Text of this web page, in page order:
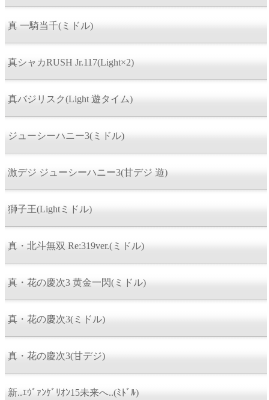
真 一騎当千(ミドル)
真シャカRUSH Jr.117(Light×2)
真バジリスク(Light 遊タイム)
ジューシーハニー3(ミドル)
激デジ ジューシーハニー3(甘デジ 遊)
獅子王(Lightミドル)
真・北斗無双 Re:319ver.(ミドル)
真・花の慶次3 黄金一閃(ミドル)
真・花の慶次3(ミドル)
真・花の慶次3(甘デジ)
新..ｴｳﾞｧﾝｹﾞﾘｵﾝ15未来へ..(ﾐﾄﾞﾙ)